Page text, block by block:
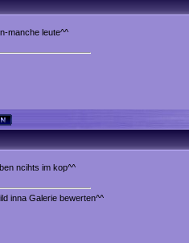
manche leute^^
ncihts im kop^^
inna Galerie bewerten^^